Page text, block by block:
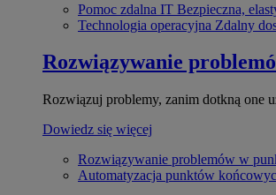
Pomoc zdalna IT Bezpieczna,
Technologia operacyjna Zdalny
Rozwiązywanie
Rozwiązuj problemy, zanim dotkną one
Dowiedz się więcej
Rozwiązywanie problemów w
Automatyzacja punktów